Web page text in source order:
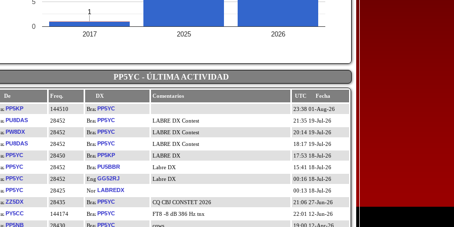
2017 2025 2026
0
5
1
1
PP5YC - ÚLTIMA ACTIVIDAD
Freq. DX Comentarios UTC Fecha
PP5KP 144510 PP5YC
23:38 01-Aug-26
PU8DAS
28452 PP5YC LABRE DX Contest
21:35 19-Jul-26
PW8DX
28452 PP5YC LABRE DX Contest
20:14 19-Jul-26
PU8DAS
28452 PP5YC LABRE DX Contest
18:17 19-Jul-26
PP5YC
28450 PP5KP LABRE DX
17:53 18-Jul-26
PP5YC
28452 PU5BBR Labre DX
15:41 18-Jul-26
PP5YC
28452 GG52RJ Labre DX
00:16 18-Jul-26
PP5YC
28425 LABREDX
00:13 18-Jul-26
ZZ5DX
28435 PP5YC CQ CBJ CONSTET 2026
21:06 27-Jun-26
PY5CC
144174 PP5YC FT8 -8 dB 386 Hz tnx
22:01 12-Jun-26
PP5NB
28430 PP5YC cqws 19:00 12-Apr-26